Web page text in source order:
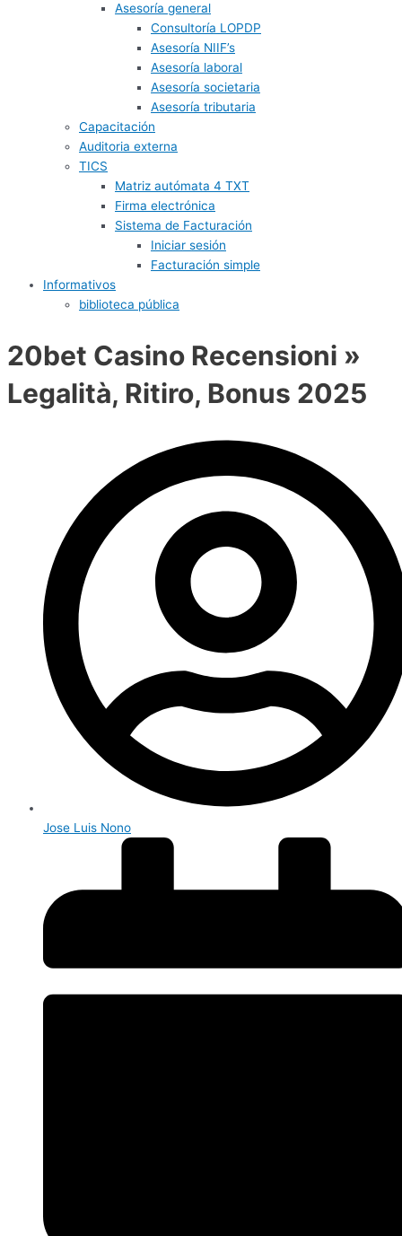
Asesoría general
Consultoría LOPDP
Asesoría NIIF’s
Asesoría laboral
Asesoría societaria
Asesoría tributaria
Capacitación
Auditoria externa
TICS
Matriz autómata 4 TXT
Firma electrónica
Sistema de Facturación
Iniciar sesión
Facturación simple
Informativos
biblioteca pública
20bet Casino Recensioni »
Legalità, Ritiro, Bonus 2025
Jose Luis Nono